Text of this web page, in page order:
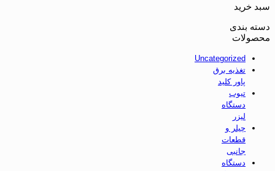
سبد خرید
دسته بندی
محصولات
Uncategorized
تغذیه برق
پاور کلید
تیوب
دستگاه
لیزر
چیلر و
قطعات
جانبی
دستگاه